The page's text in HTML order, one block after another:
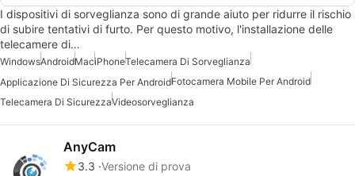
I dispositivi di sorveglianza sono di grande aiuto per ridurre il rischio
di subire tentativi di furto. Per questo motivo, l'installazione delle
telecamere di…
WindowsAndroidMaciPhoneTelecamera Di Sorveglianza
Applicazione Di Sicurezza Per AndroidFotocamera Mobile Per Android
Telecamera Di SicurezzaVideosorveglianza
AnyCam
3.3 Versione di prova